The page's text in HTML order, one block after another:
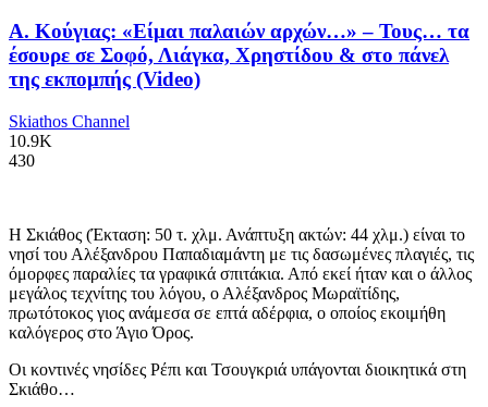
Α. Κούγιας: «Είμαι παλαιών αρχών…» – Τους… τα
έσουρε σε Σοφό, Λιάγκα, Χρηστίδου & στο πάνελ
της εκπομπής (Video)
Skiathos Channel
10.9K
430
Η Σκιάθος (Έκταση: 50 τ. χλμ. Ανάπτυξη ακτών: 44 χλμ.) είναι το
νησί του Αλέξανδρου Παπαδιαμάντη με τις δασωμένες πλαγιές, τις
όμορφες παραλίες τα γραφικά σπιτάκια. Από εκεί ήταν και ο άλλος
μεγάλος τεχνίτης του λόγου, ο Αλέξανδρος Μωραϊτίδης,
πρωτότοκος γιος ανάμεσα σε επτά αδέρφια, ο οποίος εκοιμήθη
καλόγερος στο Άγιο Όρος.
Οι κοντινές νησίδες Ρέπι και Τσουγκριά υπάγονται διοικητικά στη
Σκιάθο…